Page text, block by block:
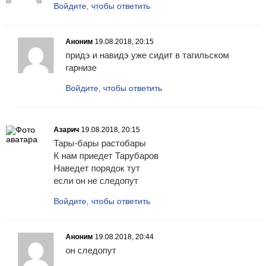
Войдите, чтобы ответить
Аноним 19.08.2018, 20:15
придэ и навидэ уже сидит в тагильском
гарнизе
Войдите, чтобы ответить
Азарич 19.08.2018, 20:15
Тары-бары растобары
К нам приедет Тарубаров
Наведет порядок тут
если он не следопут
Войдите, чтобы ответить
Аноним 19.08.2018, 20:44
он следопут